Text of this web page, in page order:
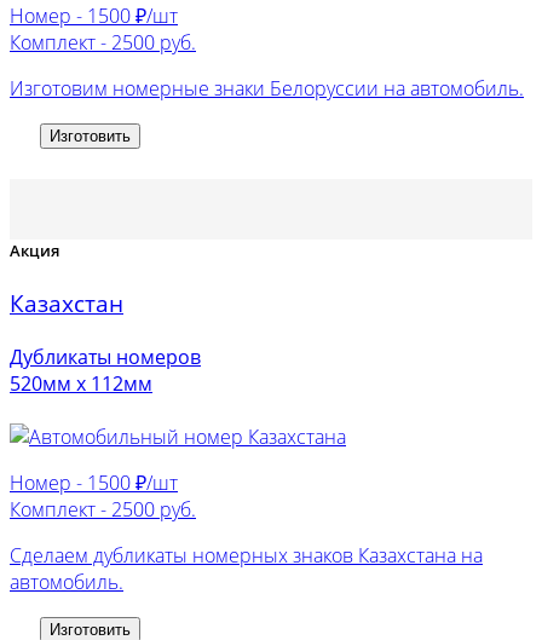
Номер - 1500 ₽/шт
Комплект - 2500 руб.
Изготовим номерные знаки Белоруссии на автомобиль.
Изготовить
Акция
Казахстан
Дубликаты номеров
520мм х 112мм
Номер - 1500 ₽/шт
Комплект - 2500 руб.
Сделаем дубликаты номерных знаков Казахстана на
автомобиль.
Изготовить